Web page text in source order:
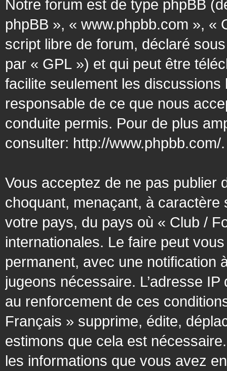
Notre forum est de type phpBB
phpBB », « www.phpbb.com », «
script libre de forum, déclaré
par « GPL ») et qui peut être
facilite seulement les
responsable de ce que nous
conduite permis. Pour de plus
consulter: http://www.phpbb.com/.
Vous acceptez de ne pas publier
choquant, menaçant, à
votre pays, du pays où « Club /
internationales. Le faire peut
permanent, avec une notification
jugeons nécessaire. L’adresse
au renforcement de ces
Français » supprime, édite,
estimons que cela est
les informations que vous avez